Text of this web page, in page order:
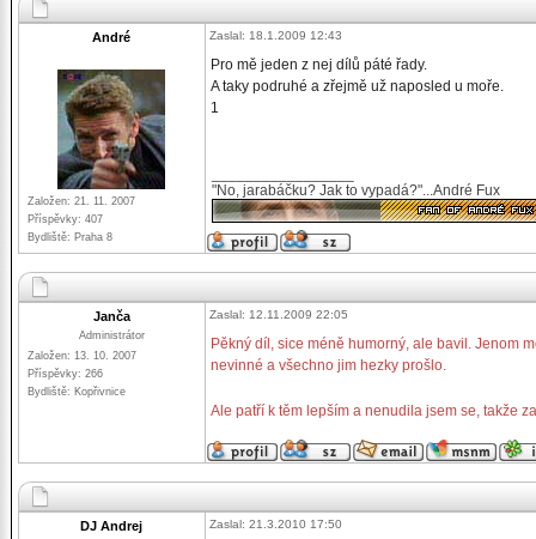
André
Založen: 21. 11. 2007
Příspěvky: 407
Bydliště: Praha 8
Zaslal: 18.1.2009 12:43
Pro mě jeden z nej dílů páté řady.
A taky podruhé a zřejmě už naposled u moře.
1
"No, jarabáčku? Jak to vypadá?"...André Fux
Janča
Administrátor
Založen: 13. 10. 2007
Příspěvky: 266
Bydliště: Kopřivnice
Zaslal: 12.11.2009 22:05
Pěkný díl, sice méně humorný, ale bavil. Jenom
nevinné a všechno jim hezky prošlo.
Ale patří k těm lepším a nenudila jsem se, takže
DJ Andrej Zaslal: 21.3.2010 17:50